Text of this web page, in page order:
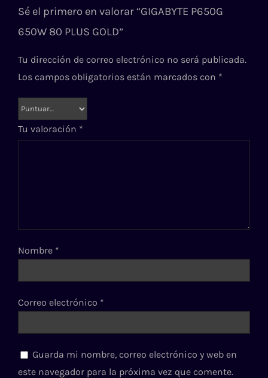
Sé el primero en valorar “GIGABYTE P650G
650W 80 PLUS GOLD”
Tu dirección de correo electrónico no será publicada.
Los campos obligatorios están marcados con *
Tu valoración *
Nombre *
Correo electrónico *
Guarda mi nombre, correo electrónico y web en
este navegador para la próxima vez que comente.